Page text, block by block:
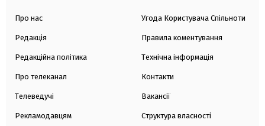
Про нас
Редакція
Редакційна політика
Про телеканал
Телеведучі
Рекламодавцям
Угода Користувача Спільноти
Правила коментування
Технічна інформація
Контакти
Вакансії
Структура власності